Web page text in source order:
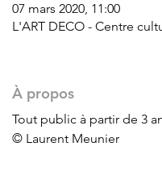
07 mars 2020, 11:00
L'ART DECO - Centre
À propos
Tout public à partir de 3
© Laurent Meunier